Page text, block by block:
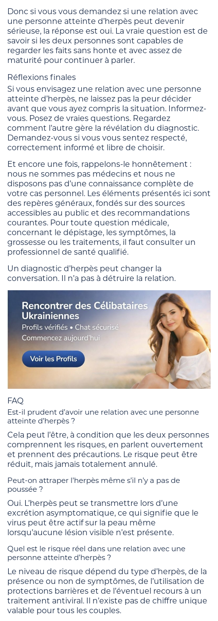
Donc si vous vous demandez si une relation avec
une personne atteinte d’herpès peut devenir
sérieuse, la réponse est oui. La vraie question est de
savoir si les deux personnes sont capables de
regarder les faits sans honte et avec assez de
maturité pour continuer à parler.
Réflexions finales
Si vous envisagez une relation avec une personne
atteinte d’herpès, ne laissez pas la peur décider
avant que vous ayez compris la situation. Informez-
vous. Posez de vraies questions. Regardez
comment l’autre gère la révélation du diagnostic.
Demandez-vous si vous vous sentez respecté,
correctement informé et libre de choisir.
Et encore une fois, rappelons-le honnêtement :
nous ne sommes pas médecins et nous ne
disposons pas d’une connaissance complète de
votre cas personnel. Les éléments présentés ici sont
des repères généraux, fondés sur des sources
accessibles au public et des recommandations
courantes. Pour toute question médicale,
concernant le dépistage, les symptômes, la
grossesse ou les traitements, il faut consulter un
professionnel de santé qualifié.
Un diagnostic d’herpès peut changer la
conversation. Il n’a pas à détruire la relation.
FAQ
Est-il prudent d’avoir une relation avec une personne
atteinte d’herpès ?
Cela peut l’être, à condition que les deux personnes
comprennent les risques, en parlent ouvertement
et prennent des précautions. Le risque peut être
réduit, mais jamais totalement annulé.
Peut-on attraper l’herpès même s’il n’y a pas de
poussée ?
Oui. L’herpès peut se transmettre lors d’une
excrétion asymptomatique, ce qui signifie que le
virus peut être actif sur la peau même
lorsqu’aucune lésion visible n’est présente.
Quel est le risque réel dans une relation avec une
personne atteinte d’herpès ?
Le niveau de risque dépend du type d’herpès, de la
présence ou non de symptômes, de l’utilisation de
protections barrières et de l’éventuel recours à un
traitement antiviral. Il n’existe pas de chiffre unique
valable pour tous les couples.